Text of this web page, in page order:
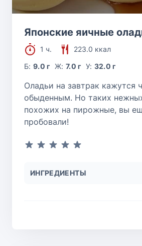
Японские яичные
1 ч.
223.0 ккал
Б:9.0 г Ж: 7.0 г У: 32.0 г
Оладьи на завтрак кажутся
обыденным. Но таких
похожих на пирожные, вы
пробовали!
ИНГРЕДИЕНТЫ